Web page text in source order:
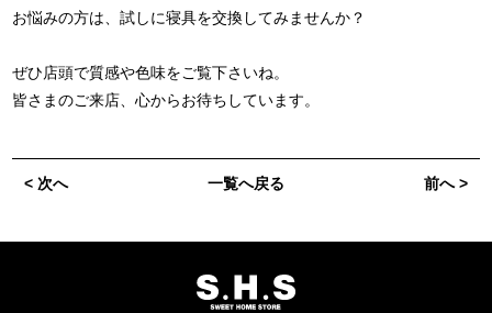
お悩みの方は、試しに寝具を交換してみませんか？
ぜひ店頭で質感や色味をご覧下さいね。
皆さまのご来店、心からお待ちしています。
< 次へ 前へ >
一覧へ戻る